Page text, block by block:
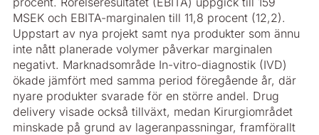
MSEK och EBITA-marginalen till 11,8 procent (12,2).
Uppstart av nya projekt samt nya produkter som ännu
inte nått planerade volymer påverkar marginalen
negativt. Marknadsområde In-vitro-diagnostik (IVD)
ökade jämfört med samma period föregående år, där
nyare produkter svarade för en större andel. Drug
delivery visade också tillväxt, medan Kirurgiområdet
minskade på grund av lageranpassningar, framförallt